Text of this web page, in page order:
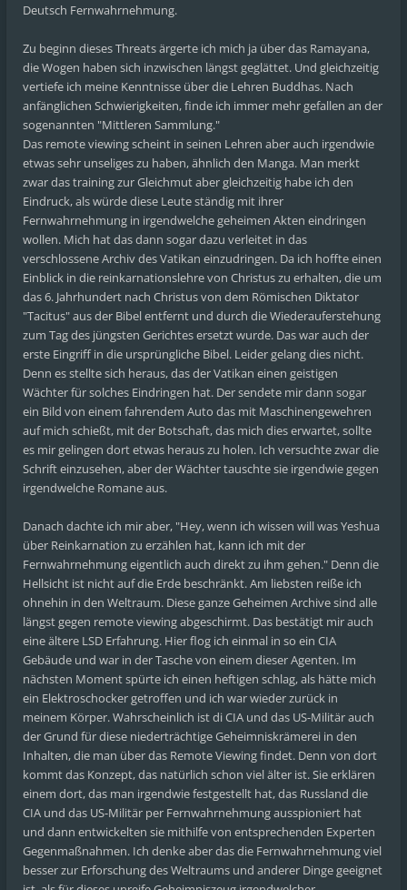
Deutsch Fernwahrnehmung.
Zu beginn dieses Threats ärgerte ich mich ja über das Ramayana,
die Wogen haben sich inzwischen längst geglättet. Und gleichzeitig
vertiefe ich meine Kenntnisse über die Lehren Buddhas. Nach
anfänglichen Schwierigkeiten, finde ich immer mehr gefallen an der
sogenannten "Mittleren Sammlung."
Das remote viewing scheint in seinen Lehren aber auch irgendwie
etwas sehr unseliges zu haben, ähnlich den Manga. Man merkt
zwar das training zur Gleichmut aber gleichzeitig habe ich den
Eindruck, als würde diese Leute ständig mit ihrer
Fernwahrnehmung in irgendwelche geheimen Akten eindringen
wollen. Mich hat das dann sogar dazu verleitet in das
verschlossene Archiv des Vatikan einzudringen. Da ich hoffte einen
Einblick in die reinkarnationslehre von Christus zu erhalten, die um
das 6. Jahrhundert nach Christus von dem Römischen Diktator
"Tacitus" aus der Bibel entfernt und durch die Wiederauferstehung
zum Tag des jüngsten Gerichtes ersetzt wurde. Das war auch der
erste Eingriff in die ursprüngliche Bibel. Leider gelang dies nicht.
Denn es stellte sich heraus, das der Vatikan einen geistigen
Wächter für solches Eindringen hat. Der sendete mir dann sogar
ein Bild von einem fahrendem Auto das mit Maschinengewehren
auf mich schießt, mit der Botschaft, das mich dies erwartet, sollte
es mir gelingen dort etwas heraus zu holen. Ich versuchte zwar die
Schrift einzusehen, aber der Wächter tauschte sie irgendwie gegen
irgendwelche Romane aus.
Danach dachte ich mir aber, "Hey, wenn ich wissen will was Yeshua
über Reinkarnation zu erzählen hat, kann ich mit der
Fernwahrnehmung eigentlich auch direkt zu ihm gehen." Denn die
Hellsicht ist nicht auf die Erde beschränkt. Am liebsten reiße ich
ohnehin in den Weltraum. Diese ganze Geheimen Archive sind alle
längst gegen remote viewing abgeschirmt. Das bestätigt mir auch
eine ältere LSD Erfahrung. Hier flog ich einmal in so ein CIA
Gebäude und war in der Tasche von einem dieser Agenten. Im
nächsten Moment spürte ich einen heftigen schlag, als hätte mich
ein Elektroschocker getroffen und ich war wieder zurück in
meinem Körper. Wahrscheinlich ist di CIA und das US-Militär auch
der Grund für diese niederträchtige Geheimniskrämerei in den
Inhalten, die man über das Remote Viewing findet. Denn von dort
kommt das Konzept, das natürlich schon viel älter ist. Sie erklären
einem dort, das man irgendwie festgestellt hat, das Russland die
CIA und das US-Militär per Fernwahrnehmung ausspioniert hat
und dann entwickelten sie mithilfe von entsprechenden Experten
Gegenmaßnahmen. Ich denke aber das die Fernwahrnehmung viel
besser zur Erforschung des Weltraums und anderer Dinge geeignet